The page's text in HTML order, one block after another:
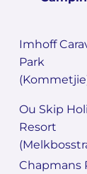
Imhoff
Park
Ou Skip
Resort
Chapmans